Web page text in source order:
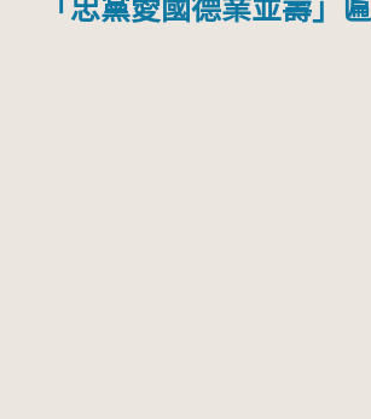
「忠黨愛國德業並壽」